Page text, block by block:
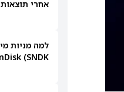
אחרי
והעלאת
למה מניות